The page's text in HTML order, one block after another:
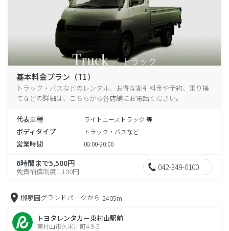
基本料金プラン（T1）
トラック・バスなどのレンタル、お得な割引料金や予約、乗り捨
てなどの詳細は、こちらから各店舗にお電話ください。
代表車種 ライトエーストラック 等
ボディタイプ トラック・バスなど
営業時間 08:00-20:00
6時間まで5,500円
免責補償制度1,100円 042-349-0100
柳泉園グランドパークから 2405m
トヨタレンタカー東村山駅前
東村山市久米川町4-9-5